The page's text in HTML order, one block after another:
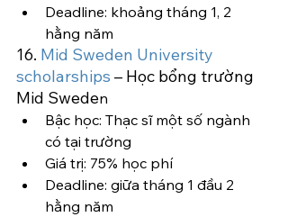
Deadline: khoảng tháng 1, 2
hằng năm
16. Mid Sweden University
scholarships – Học bổng trường
Mid Sweden
Bậc học: Thạc sĩ một số ngành
có tại trường
Giá trị: 75% học phí
Deadline: giữa tháng 1 đầu 2
hằng năm